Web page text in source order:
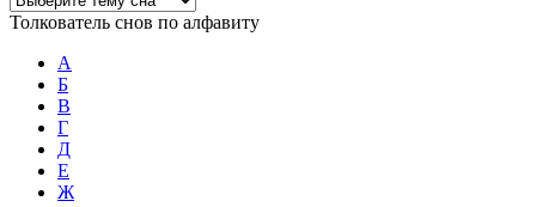
Толкователь снов по алфавиту
А
Б
В
Г
Д
Е
Ж